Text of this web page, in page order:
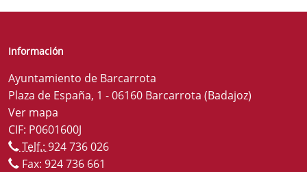
Información
Ayuntamiento de Barcarrota
Plaza de España, 1 - 06160 Barcarrota (Badajoz)
Ver mapa
CIF: P0601600J
Telf.: 924 736 026
Fax: 924 736 661